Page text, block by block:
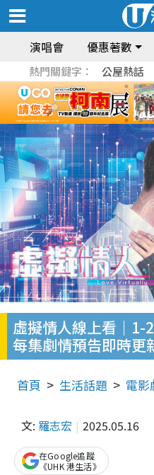
演唱會 優惠著數
熱門關鍵字： 公屋熱話
虛擬情人線上看｜1-
每集劇情預告即時更
首頁 生活話題 電影
文: 羅志宏 2025.05.16
在Google追蹤
《UHK 港生活》